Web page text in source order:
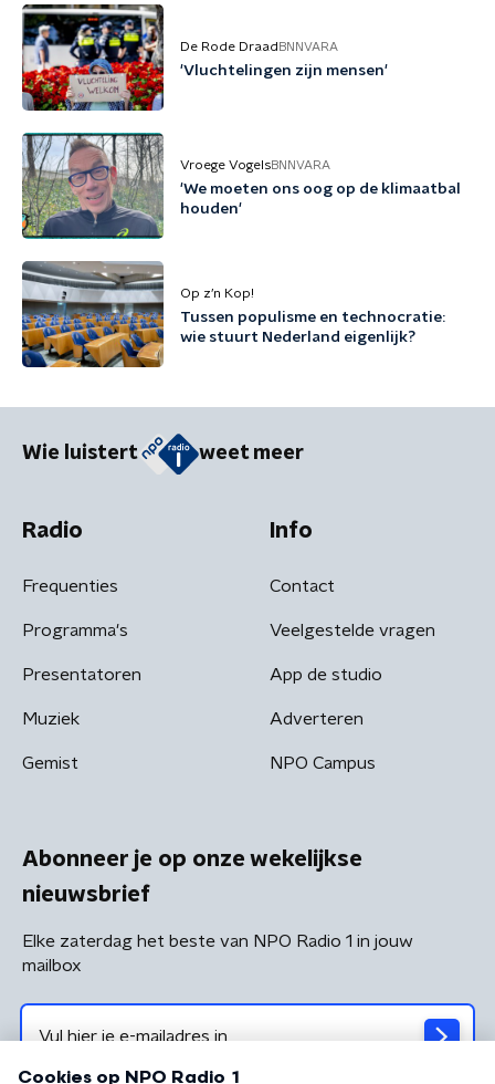
De Rode Draad BNNVARA
'Vluchtelingen zijn mensen'
Vroege VogelsBNNVARA
'We moeten ons oog op de klimaatbal
houden'
Op z’n Kop!
Tussen populisme en technocratie:
wie stuurt Nederland eigenlijk?
Wie luistert weet meer
Radio
Frequenties
Programma's
Presentatoren
Muziek
Gemist
Info
Contact
Veelgestelde vragen
App de studio
Adverteren
NPO Campus
Abonneer je op onze wekelijkse
nieuwsbrief
Elke zaterdag het beste van NPO Radio 1 in jouw
mailbox